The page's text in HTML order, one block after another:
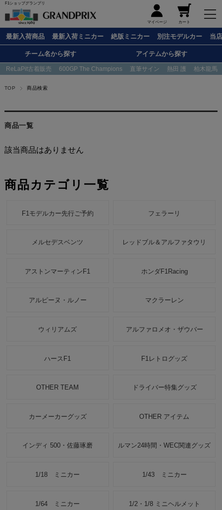
F1ショップグランプリ
マイページ カート
最新入荷商品 最新入荷ミニカー 絶版ミニカー 別注モデルカー 当
チーム名から探す アイテムから探す
ReLaPit古着販売 600GP The Champions 直筆サイン 熱田 護 柏木龍馬
TOP 商品検索
商品一覧
該当商品はありません
商品カテゴリ一覧
F1モデルカー先行ご予約 フェラーリ
メルセデスベンツ レッドブル＆アルファタウリ
アストンマーティンF1 ホンダF1Racing
アルピーヌ・ルノー マクラーレン
ウィリアムズ アルファロメオ・ザウバー
ハースF1 F1レトログッズ
OTHER TEAM ドライバー特集グッズ
カーメーカーグッズ OTHER アイテム
インディ 500・佐藤琢磨 ルマン24時間・WEC関連グッズ
1/18 ミニカー 1/43 ミニカー
1/64 ミニカー 1/2・1/8 ミニヘルメット